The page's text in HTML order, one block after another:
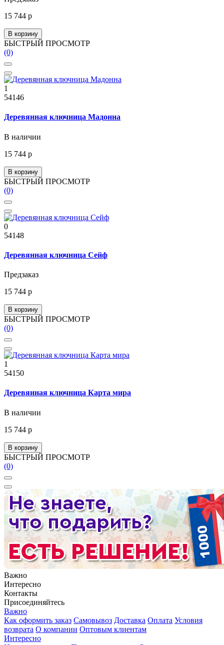
15 744 р
В корзину
БЫСТРЫЙ ПРОСМОТР
(0)
1
54146
Деревянная ключница Мадонна
В наличии
15 744 р
В корзину
БЫСТРЫЙ ПРОСМОТР
(0)
0
54148
Деревянная ключница Сейф
Предзаказ
15 744 р
В корзину
БЫСТРЫЙ ПРОСМОТР
(0)
1
54150
Деревянная ключница Карта мира
В наличии
15 744 р
В корзину
БЫСТРЫЙ ПРОСМОТР
(0)
Важно
Интересно
Контакты
Присоединяйтесь
Важно
Как оформить заказ Самовывоз Доставка Оплата Условия
возврата О компании Оптовым клиентам
Интересно